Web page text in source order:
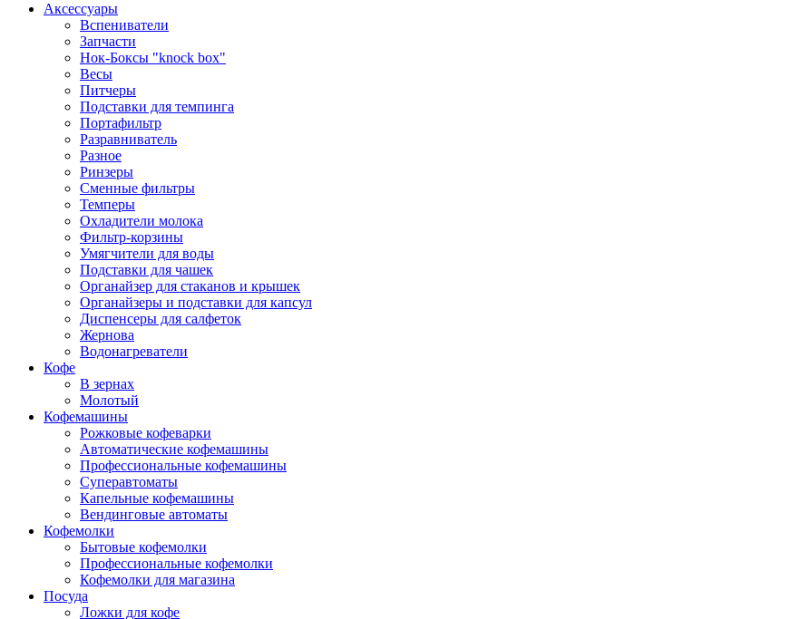
Аксессуары
Вспениватели
Запчасти
Нок-Боксы "knock box"
Весы
Питчеры
Подставки для темпинга
Портафильтр
Разравниватель
Разное
Ринзеры
Сменные фильтры
Темперы
Охладители молока
Фильтр-корзины
Умягчители для воды
Подставки для чашек
Органайзер для стаканов и крышек
Органайзеры и подставки для капсул
Диспенсеры для салфеток
Жернова
Водонагреватели
Кофе
В зернах
Молотый
Кофемашины
Рожковые кофеварки
Автоматические кофемашины
Профессиональные кофемашины
Суперавтоматы
Капельные кофемашины
Вендинговые автоматы
Кофемолки
Бытовые кофемолки
Профессиональные кофемолки
Кофемолки для магазина
Посуда
Ложки для кофе